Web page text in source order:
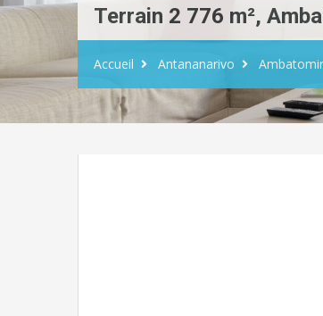
Terrain 2 776 m²,
Accueil Antananarivo